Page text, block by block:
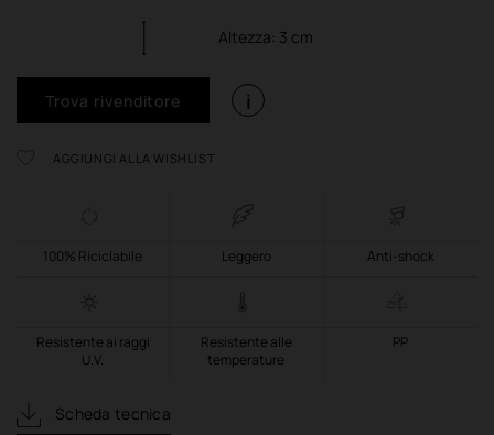
Altezza: 3 cm
Trova rivenditore i
AGGIUNGI ALLA WISHLIST
100% Riciclabile Leggero Anti-shock
Resistente ai raggi
U.V.
Resistente alle
temperature
PP
Scheda tecnica